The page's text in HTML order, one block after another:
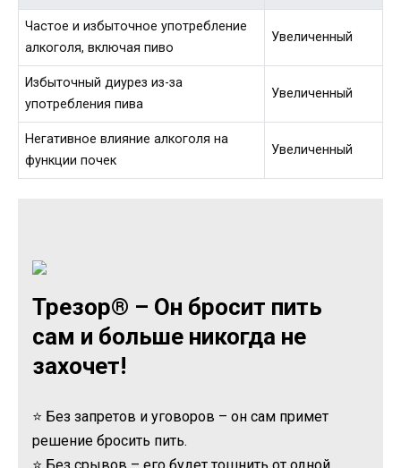
Частое и избыточное употребление
алкоголя, включая пиво
Увеличенный
Избыточный диурез из-за
употребления пива
Увеличенный
Негативное влияние алкоголя на
функции почек
Увеличенный
Трезор® – Он бросит пить
сам и больше никогда не
захочет!
⭐ Без запретов и уговоров – он сам примет
решение бросить пить.